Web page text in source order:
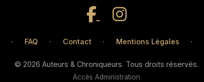
· FAQ · Contact · Mentions Légales ·
© 2026 Auteurs & Chroniqueurs. Tous droits réservés.
Accès Administration